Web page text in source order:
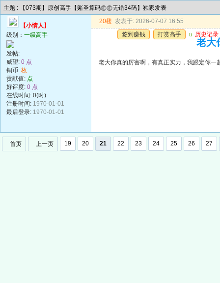
主题 : 【073期】原创高手【赌圣算码㊣㊣无错34码】独家发表
【小情人】
级别： 一级高手
发帖:
威望: 0 点
铜币: 枚
贡献值: 点
好评度: 0 点
在线时间: 0(时)
注册时间: 1970-01-01
最后登录: 1970-01-01
20楼 发表于: 2026-07-07 16:55
签到赚钱
打赏高手 u 历史记录
老大
老大你真的厉害啊，有真正实力，我跟定你一
首页 上一页 19 20 21 22 23 24 25 26 27